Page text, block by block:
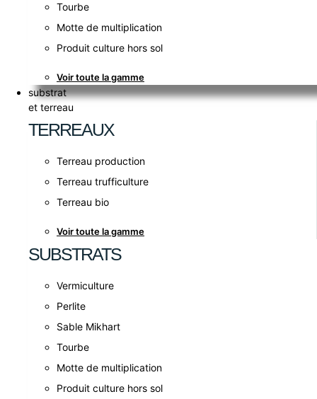
Tourbe
Motte de multiplication
Produit culture hors sol
Voir toute la gamme
substrat
et terreau
TERREAUX
Terreau production
Terreau trufficulture
Terreau bio
Voir toute la gamme
SUBSTRATS
Vermiculture
Perlite
Sable Mikhart
Tourbe
Motte de multiplication
Produit culture hors sol